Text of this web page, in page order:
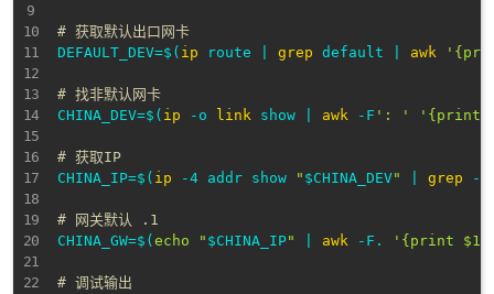
# 获取默认出口网卡
DEFAULT_DEV=$( ip route grep default awk
# 找非默认网卡
CHINA_DEV=$( ip -o link show awk -F ': ' '{print
# 获取IP
CHINA_IP=$( ip -4 addr show " $CHINA_DEV" grep -
# 网关默认 .1
CHINA_GW=$( echo " $CHINA_IP" awk -F. '{print
# 调试输出